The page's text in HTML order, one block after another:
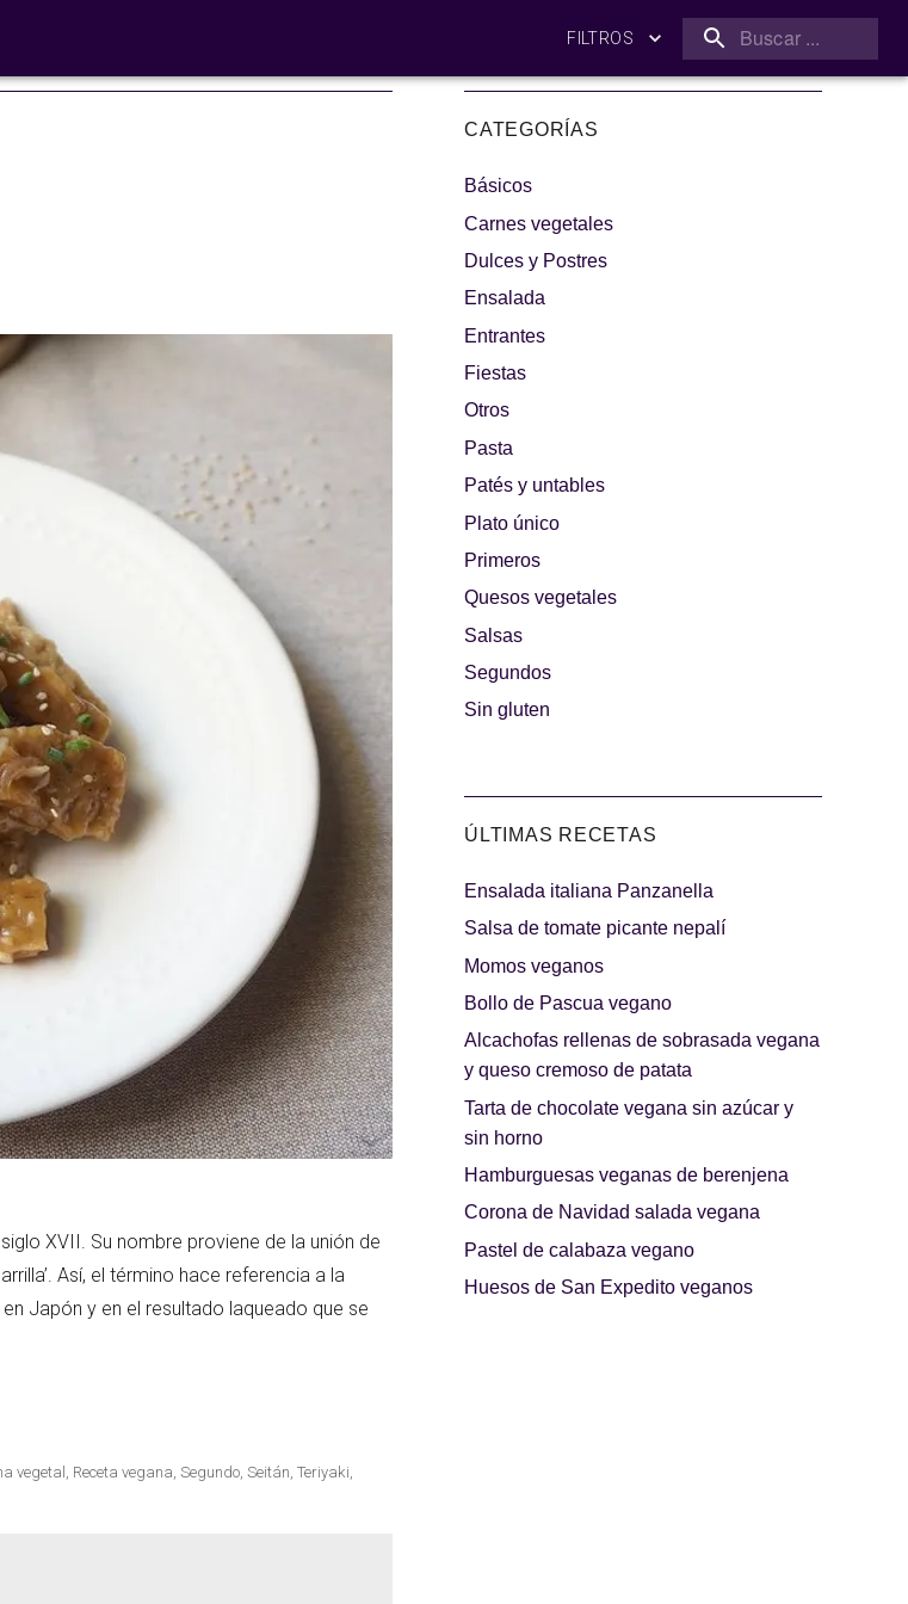
FILTROS
Cocina en Familia ¡A dipear!
completos
más Top
Los más dulces
ideal Los imprescindibles Días de fiesta
XVII. Su nombre proviene de la unión de
Así, el término hace referencia a la
Japón y en el resultado laqueado que se
vegetal , Receta vegana, Segundo, Seitán, Teriyaki,
CATEGORÍAS
Básicos
Carnes vegetales
Dulces y Postres
Ensalada
Entrantes
Fiestas
Otros
Pasta
Patés y untables
Plato único
Primeros
Quesos vegetales
Salsas
Segundos
Sin gluten
ÚLTIMAS RECETAS
Ensalada italiana Panzanella
Salsa de tomate picante nepalí
Momos veganos
Bollo de Pascua vegano
Alcachofas rellenas de sobrasada vegana
y queso cremoso de patata
Tarta de chocolate vegana sin azúcar y
sin horno
Hamburguesas veganas de berenjena
Corona de Navidad salada vegana
Pastel de calabaza vegano
Huesos de San Expedito veganos